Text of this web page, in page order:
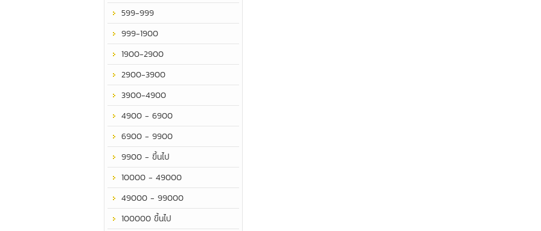
599-999
999-1900
1900-2900
2900-3900
3900-4900
4900 - 6900
6900 - 9900
9900 - ขึ้นไป
10000 - 49000
49000 - 99000
100000 ขึ้นไป